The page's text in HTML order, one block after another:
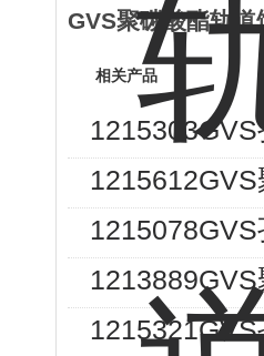
GVS聚碳酸酯轨
相关产品